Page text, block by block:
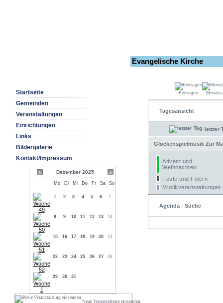
Evangelische Kirche
Startseite
Gemeinden
Veranstaltungen
Einrichtungen
Links
Bildergalerie
Kontakt/Impressum
Dezember 2025
Mo Di Mi Do Fr Sa So
1 2 3 4 5 6 7
8 9 10 11 12 13 14
15 16 17 18 19 20 21
22 23 24 25 26 27 28
29 30 31
Neue Veranstaltung einsenden
Eintragen
Tagesansicht
letzter
Glockenspielmusik Zur
Advent und
Weihnachten
Feste und Feiern
Musikveranstaltungen
Agenda - Suche